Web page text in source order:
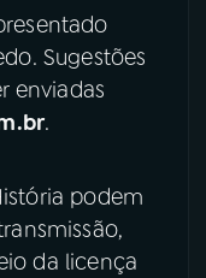
Sugestões
enviadas
.
podem
da licença